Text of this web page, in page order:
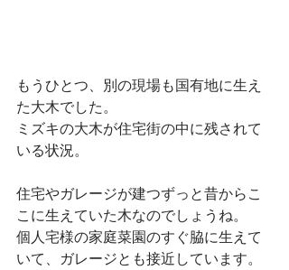
もうひとつ、別の現場も国有地に生え
た大木でした。
ミズキの大木が住宅街の中に残されて
いる状況。
住宅やガレージが建つずっと昔からこ
こに生えていた木なのでしょうね。
個人宅様の家庭菜園のすぐ脇に生えて
いて、ガレージとも接近しています。